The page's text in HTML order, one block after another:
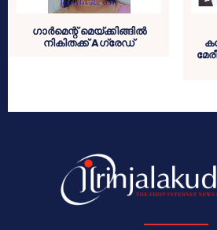
ഗാര്‍മെന്റ് മെയ്ക്കിങ്ങില്‍
നികിതക്ക് Aഗ്രേഡ്